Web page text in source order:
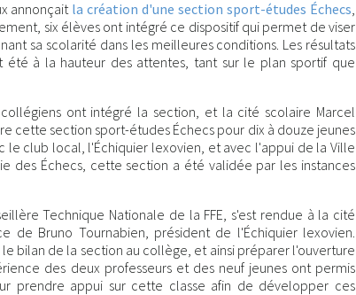
annonçait la création d'une section sport-études Échecs
six élèves ont intégré ce dispositif qui permet de viser
sa scolarité dans les meilleures conditions. Les résultats
été à la hauteur des attentes, tant sur le plan sportif que
ont intégré la section, et la cité scolaire Marcel
cette section sport-études Échecs pour dix à douze jeunes
le club local, l'Échiquier lexovien, et avec l'appui de la Ville
des Échecs, cette section a été validée par les instances
Technique Nationale de la FFE, s'est rendue à la cité
de Bruno Tournabien, président de l'Échiquier lexovien.
bilan de la section au collège, et ainsi préparer l'ouverture
des deux professeurs et des neuf jeunes ont permis
prendre appui sur cette classe afin de développer ces